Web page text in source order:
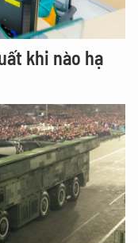
khi nào hạ